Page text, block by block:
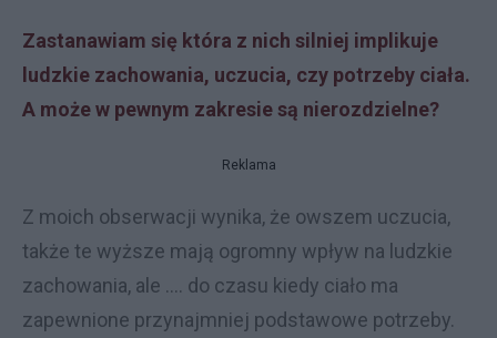
Zastanawiam się która z nich silniej implikuje
ludzkie zachowania, uczucia, czy potrzeby ciała.
A może w pewnym zakresie są nierozdzielne?
Reklama
Z moich obserwacji wynika, że owszem uczucia,
także te wyższe mają ogromny wpływ na ludzkie
zachowania, ale .... do czasu kiedy ciało ma
zapewnione przynajmniej podstawowe potrzeby.